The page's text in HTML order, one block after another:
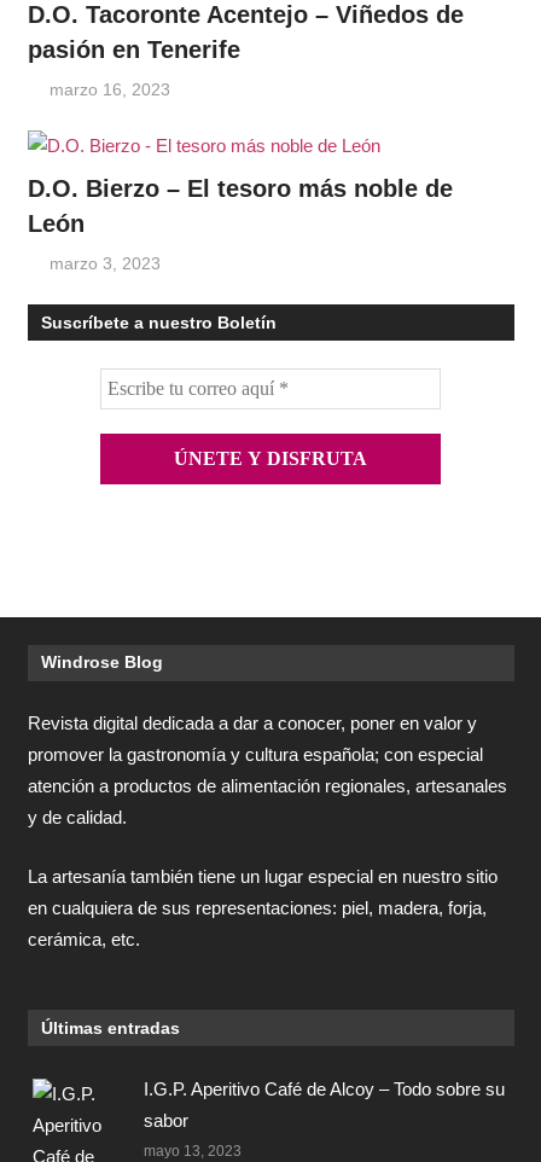
D.O. Tacoronte Acentejo – Viñedos de
pasión en Tenerife
marzo 16, 2023
D.O. Bierzo – El tesoro más noble de
León
marzo 3, 2023
Suscríbete a nuestro Boletín
Windrose Blog
Revista digital dedicada a dar a conocer, poner en valor y
promover la gastronomía y cultura española; con especial
atención a productos de alimentación regionales, artesanales
y de calidad.
La artesanía también tiene un lugar especial en nuestro sitio
en cualquiera de sus representaciones: piel, madera, forja,
cerámica, etc.
Últimas entradas
I.G.P. Aperitivo Café de Alcoy – Todo sobre su
sabor
mayo 13, 2023